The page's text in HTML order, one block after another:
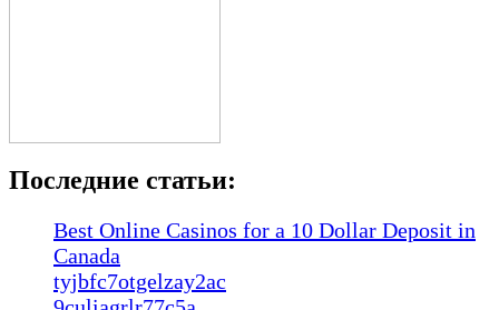
Последние статьи:
Best Online Casinos for a 10 Dollar Deposit in
Canada
tyjbfc7otgelzay2ac